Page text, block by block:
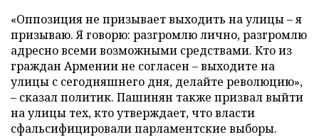
«Оппозиция не призывает выходить на улицы – я
призываю. Я говорю: разгромлю лично, разгромлю
адресно всеми возможными средствами. Кто из
граждан Армении не согласен – выходите на
улицы с сегодняшнего дня, делайте революцию»,
– сказал политик. Пашинян также призвал выйти
на улицы тех, кто утверждает, что власти
сфальсифицировали парламентские выборы.